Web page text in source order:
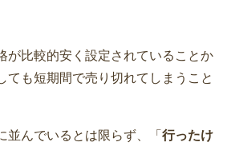
が比較的安く設定されていることか
ても短期間で売り切れてしまうこと
並んでいるとは限らず、「 行ったけ